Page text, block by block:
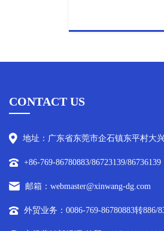
CONTACT US
地址：广东省东莞市企石镇东平村大
+86-769-86780883/86723139/86736139
邮箱：webmaster@xinwang-dg.com
外贸业务：0086-769-86780883转886/